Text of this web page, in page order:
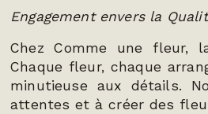
Engagement envers la
Chez Comme une fleur,
Chaque fleur, chaque
minutieuse aux détails.
attentes et à créer des